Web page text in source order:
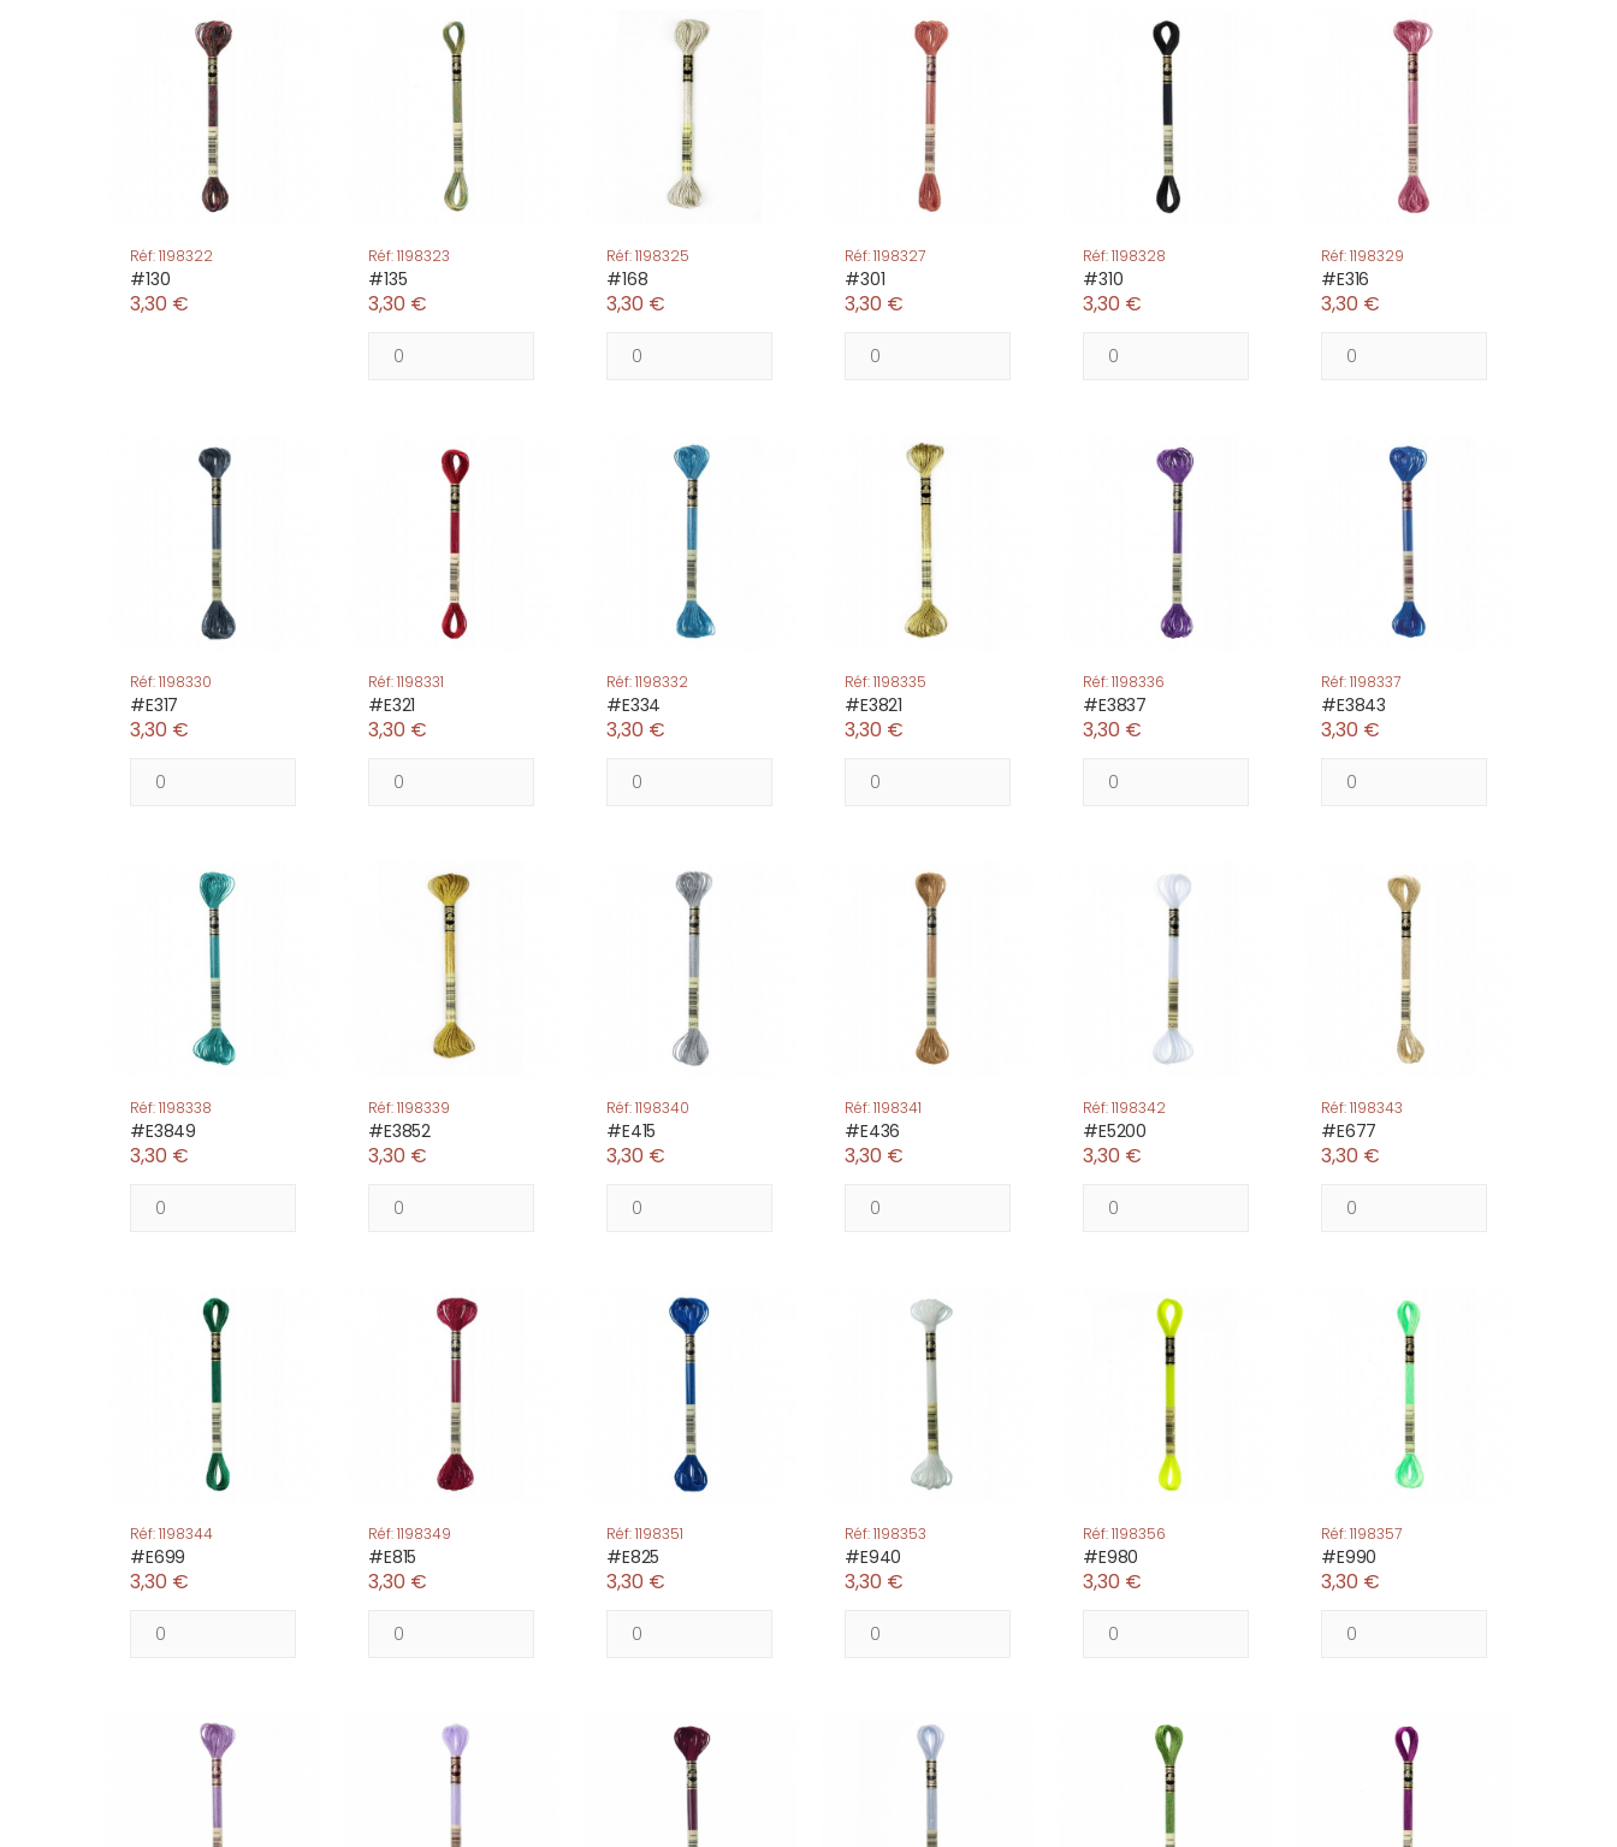
Réf: 1198322
#130
3,30 €
Réf: 1198323
#135
3,30 €
Réf: 1198325
#168
3,30 €
Réf: 1198327
#301
3,30 €
Réf: 1198328
#310
3,30 €
Réf: 1198329
#E316
3,30 €
Réf: 1198330
#E317
3,30 €
Réf: 1198331
#E321
3,30 €
Réf: 1198332
#E334
3,30 €
Réf: 1198335
#E3821
3,30 €
Réf: 1198336
#E3837
3,30 €
Réf: 1198337
#E3843
3,30 €
Réf: 1198338
#E3849
3,30 €
Réf: 1198339
#E3852
3,30 €
Réf: 1198340
#E415
3,30 €
Réf: 1198341
#E436
3,30 €
Réf: 1198342
#E5200
3,30 €
Réf: 1198343
#E677
3,30 €
Réf: 1198344
#E699
3,30 €
Réf: 1198349
#E815
3,30 €
Réf: 1198351
#E825
3,30 €
Réf: 1198353
#E940
3,30 €
Réf: 1198356
#E980
3,30 €
Réf: 1198357
#E990
3,30 €